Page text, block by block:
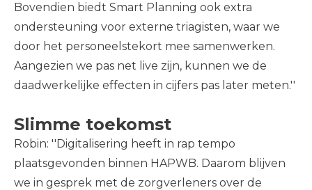
Bovendien biedt Smart Planning ook extra
ondersteuning voor externe triagisten, waar we
door het personeelstekort mee samenwerken.
Aangezien we pas net live zijn, kunnen we de
daadwerkelijke effecten in cijfers pas later meten.''
Slimme toekomst
Robin: ''Digitalisering heeft in rap tempo
plaatsgevonden binnen HAPWB. Daarom blijven
we in gesprek met de zorgverleners over de